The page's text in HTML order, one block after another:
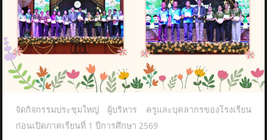
จัดกิจกรรมประชุมใหญ่ ผู้บริหาร ครูและบุคลากรของโรงเรียน
ก่อนเปิดภาคเรียนที่ 1 ปีการศึกษา 2569